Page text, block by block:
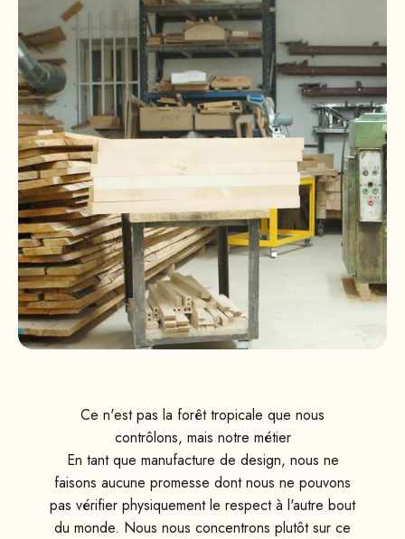
Ce n'est pas la forêt tropicale que nous
contrôlons, mais notre métier
En tant que manufacture de design, nous ne
faisons aucune promesse dont nous ne pouvons
pas vérifier physiquement le respect à l'autre bout
du monde. Nous nous concentrons plutôt sur ce